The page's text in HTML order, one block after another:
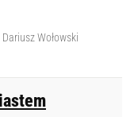
Dariusz Wołowski